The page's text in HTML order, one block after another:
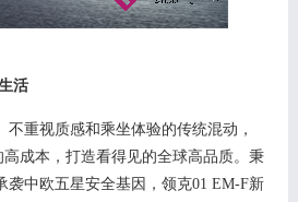
活
不重视质感和乘坐体验的传统混动，
成本，打造看得见的全球高品质。秉
中欧五星安全基因， 领克01 EM-F新